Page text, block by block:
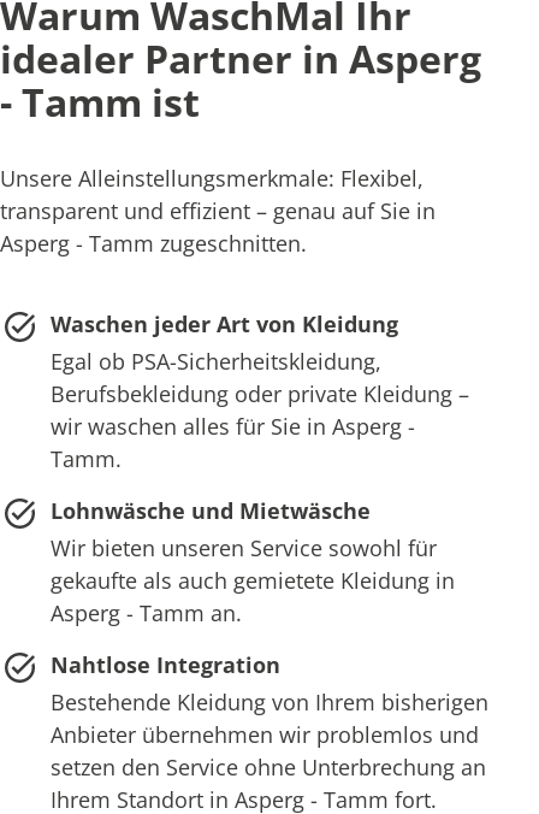
Warum WaschMal Ihr
idealer Partner in Asperg
- Tamm ist
Unsere Alleinstellungsmerkmale: Flexibel,
transparent und effizient – genau auf Sie in
Asperg - Tamm zugeschnitten.
Waschen jeder Art von Kleidung
Egal ob PSA-Sicherheitskleidung,
Berufsbekleidung oder private Kleidung –
wir waschen alles für Sie in Asperg -
Tamm.
Lohnwäsche und Mietwäsche
Wir bieten unseren Service sowohl für
gekaufte als auch gemietete Kleidung in
Asperg - Tamm an.
Nahtlose Integration
Bestehende Kleidung von Ihrem bisherigen
Anbieter übernehmen wir problemlos und
setzen den Service ohne Unterbrechung an
Ihrem Standort in Asperg - Tamm fort.